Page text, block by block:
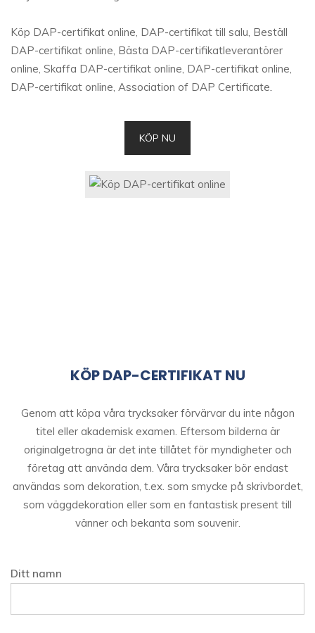
Köp DAP-certifikat online, DAP-certifikat till salu, Beställ
DAP-certifikat online, Bästa DAP-certifikatleverantörer
online, Skaffa DAP-certifikat online, DAP-certifikat online,
DAP-certifikat online, Association of DAP Certificate.
KÖP NU
KÖP DAP-CERTIFIKAT NU
Genom att köpa våra trycksaker förvärvar du inte någon
titel eller akademisk examen. Eftersom bilderna är
originalgetrogna är det inte tillåtet för myndigheter och
företag att använda dem. Våra trycksaker bör endast
användas som dekoration, t.ex. som smycke på skrivbordet,
som väggdekoration eller som en fantastisk present till
vänner och bekanta som souvenir.
Ditt namn